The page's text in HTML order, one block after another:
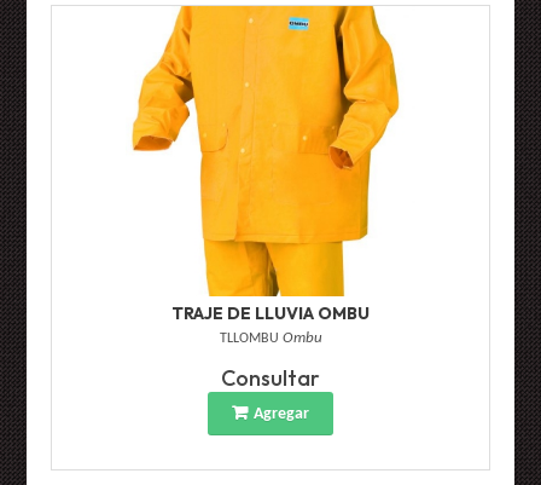
TRAJE DE LLUVIA OMBU
TLLOMBU Ombu
Consultar
Agregar